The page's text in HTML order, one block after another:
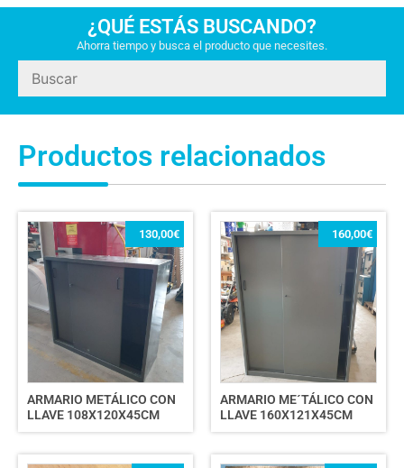
¿QUÉ ESTÁS BUSCANDO?
Ahorra tiempo y busca el producto que necesites.
Productos relacionados
ARMARIO METÁLICO CON
LLAVE 108X120X45CM
130,00€
ARMARIO ME´TÁLICO CON
LLAVE 160X121X45CM
160,00€